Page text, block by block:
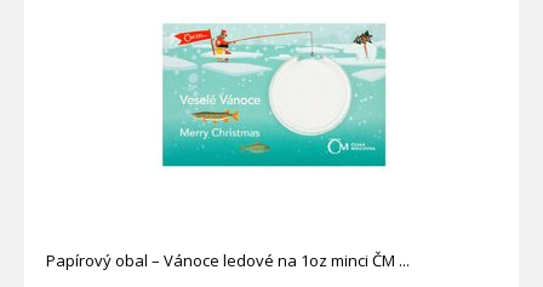
Papírový obal – Vánoce ledové na 1oz minci ČM